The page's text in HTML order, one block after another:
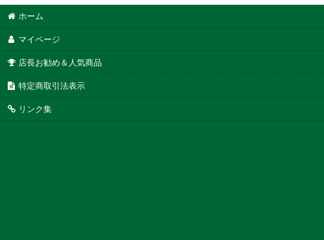
ホーム
マイページ
店長お勧め＆人気商品
特定商取引法表示
リンク集